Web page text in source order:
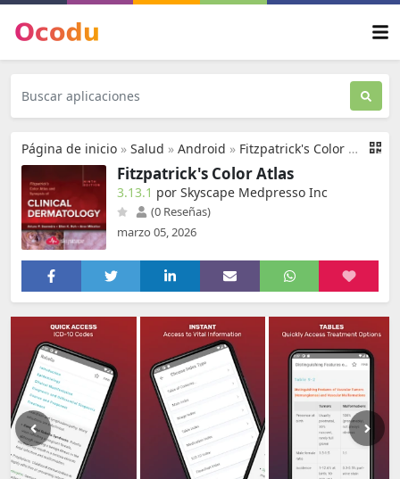
Página de inicio » Salud » Android » Fitzpatrick's Color Atlas
Fitzpatrick's Color Atlas
3.13.1 por Skyscape Medpresso Inc
(0 Reseñas)
marzo 05, 2026